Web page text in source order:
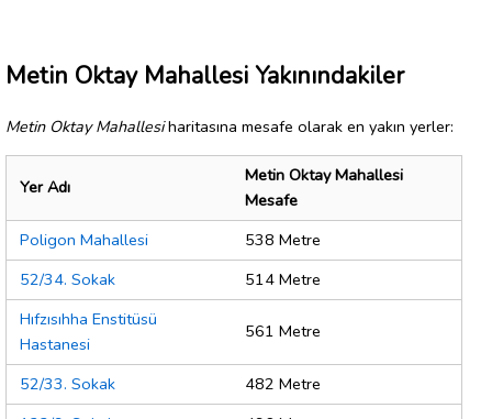
Metin Oktay Mahallesi Yakınındakiler
Metin Oktay Mahallesiharitasına mesafe olarak en yakın yerler:
Yer Adı
Metin Oktay Mahallesi
Mesafe
Poligon Mahallesi
538 Metre
52/34. Sokak
514 Metre
Hıfzısıhha Enstitüsü
Hastanesi
561 Metre
52/33. Sokak
482 Metre